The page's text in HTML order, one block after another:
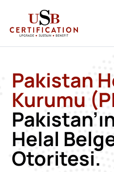
content
Pakistan
Kurumu
Helal
Otoritesi.